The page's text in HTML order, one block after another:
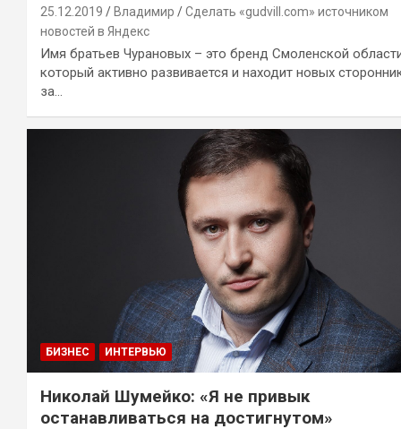
25.12.2019 Владимир
Сделать «gudvill.com» источником
новостей в Яндекс
Имя братьев Чурановых – это бренд Смоленской
который активно развивается и находит новых
за…
БИЗНЕС ИНТЕРВЬЮ
Николай Шумейко: «Я не привык
останавливаться на достигнутом»